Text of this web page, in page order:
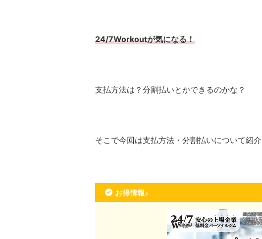
24/7Workoutが気になる！
支払方法は？分割払いとかできるのかな？
そこで今回は支払方法・分割払いについて紹介
お得情報♪